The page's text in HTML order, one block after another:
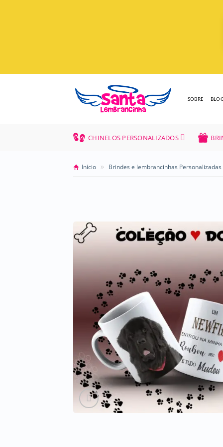
SOBRE
CHINELOS PERSONALIZADOS
Início » Brindes e lembrancinhas Personalizadas